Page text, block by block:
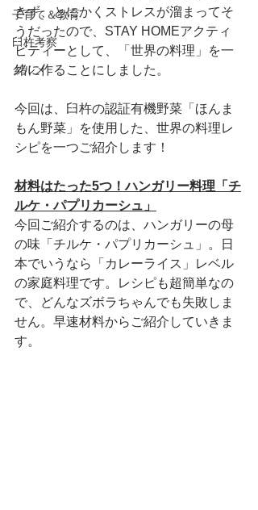
子育て＆教育
臼杵考察
グルメ
きず、とにかくストレスが溜まってそ
うだったので、STAY HOMEアクティ
ビティーとして、「世界の料理」を一
緒に作ることにしました。
今回は、臼杵の認証有機野菜「ほんま
もん野菜」を使用した、世界の料理レ
シピを一つご紹介します！
材料はたった5つ！ハンガリー料理「チ
ルケ・パプリカーシュ」
今回ご紹介するのは、ハンガリーの母
の味「チルケ・パプリカーシュ」。日
本でいうなら「カレーライス」レベル
の家庭料理です。レシピも超簡単なの
で、どんなズボラちゃんでも失敗しま
せん。早速材料からご紹介していきま
す。